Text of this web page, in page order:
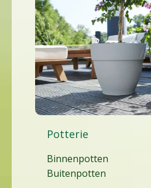
Potterie
Binnenpotten
Buitenpotten